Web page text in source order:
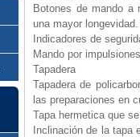
Botones de mando a
una mayor longevidad.
Indicadores de
Mando por
Tapadera
Tapadera de
las preparaciones en
Tapa hermetica que
Inclinación de la tapa